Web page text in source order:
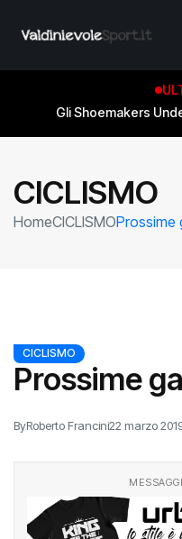
Gli Shoemakers
CICLISMO
HomeCICLISMOProssime
CICLISMO
Prossime
ByRoberto Francini22 marzo